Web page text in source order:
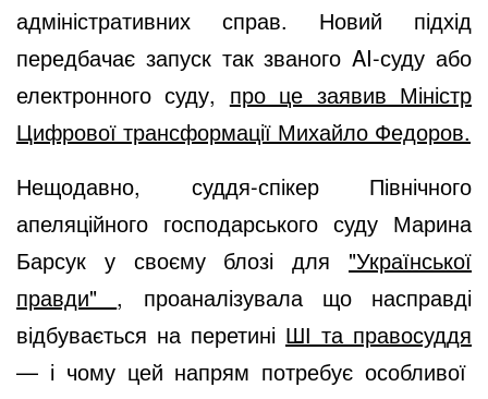
адміністративних справ. Новий підхід
передбачає запуск так званого AI-суду або
електронного суду, про це заявив Міністр
Цифрової трансформації Михайло Федоров.
Нещодавно, суддя-спікер Північного
апеляційного господарського суду Марина
Барсук у своєму блозі для "Української
правди" , проаналізувала що насправді
відбувається на перетині ШІ та правосуддя
— і чому цей напрям потребує особливої